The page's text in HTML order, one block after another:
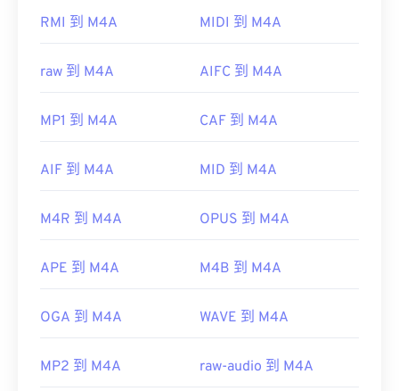
名，新增副檔名“3GP”，然後再次嘗試開啟。
開發者： 第三代合作夥伴計畫 (3GPP)
https://en.wikipedia.org/wiki/Adaptive_Multi-
https://download.cnet.com/s/3ga-player/
包括 iTunes、QuickTime 和…
gb/windows/windows-media-player-d10303a5-
於蘋果用戶，iTunes 是開啟 M4A 檔案的預設程式。
覽 M4A 檔案。
Premiere Pro
以及許多其他程式中開
實用連結：
RMI 到 M4A MIDI 到 M4A
raw 到 M4A AIFC 到 M4A
MP1 到 M4A CAF 到 M4A
AIF 到 M4A MID 到 M4A
M4R 到 M4A OPUS 到 M4A
APE 到 M4A M4B 到 M4A
OGA 到 M4A WAVE 到 M4A
MP2 到 M4A raw-audio 到 M4A